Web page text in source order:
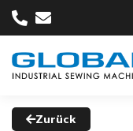
Zurück